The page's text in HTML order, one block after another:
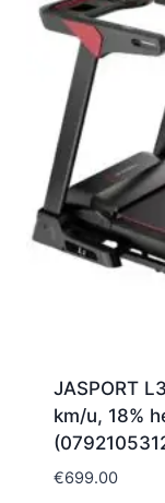
JASPORT
km/u, 18%
€699.00